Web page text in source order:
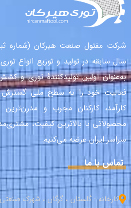
سال سابقه در تولید و توزیع انواع
به‌عنوان اولین تولیدکنندهٔ توری و
فعالیت خود را به سطح ملی گسترش
کارآمد، کارکنان مجرب و مدرن‌ترین
محصولاتی با بالاترین کیفیت،
سراسر ایران عرضه می‌کنیم.
تماس با ما
کارخانه : گلستان ، گرگان ، شهرک